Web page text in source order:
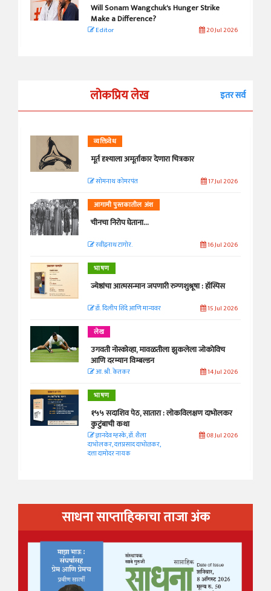
Will Sonam Wangchuk's Hunger Strike
Make a Difference?
Editor 20 Jul 2026
लोकप्रिय लेख इतर सर्व
व्यक्तिवेध
मूर्त दृश्याला अमूर्ताकार देणारा चित्रकार
सोमनाथ कोमरपंत 17 Jul 2026
आगामी पुस्तकातील अंश
चीनचा निरोप घेताना...
रवींद्रनाथ टागोर. 16 Jul 2026
भाषण
ज्येष्ठांचा आत्मसन्मान जपणारी रुग्णशुश्रूषा : हॉस्पिस
डॉ. दिलीप शिंदे आणि मान्यवर 15 Jul 2026
लेख
उगवती नोस्कोव्हा, मावळतीला झुकलेला जोकोविच
आणि दरम्यान विम्बल्डन
आ. श्री. केतकर 14 Jul 2026
भाषण
१५५ सदाशिव पेठ, सातारा : लोकविलक्षण दाभोलकर
कुटुंबाची कथा
ज्ञानदेव म्हस्के, डॉ. शैला
दाभोलकर, दत्तप्रसाद दाभोळकर,
दत्ता दामोदर नायक
08 Jul 2026
साधना साप्ताहिकाचा ताजा अंक